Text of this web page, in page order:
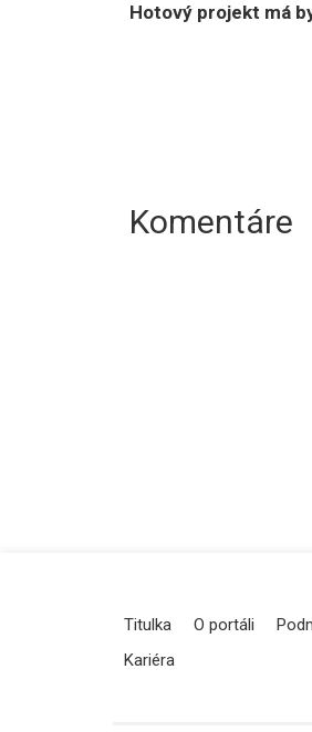
Hotový projekt má
Komentáre
Titulka O portáli
Kariéra